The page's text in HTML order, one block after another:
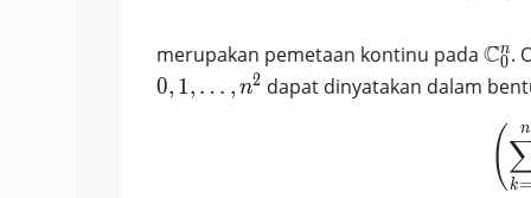
merupakan pemetaan kontinu pada
^n
C0
n.
0, 1, … , n2 dapat dinyatakan dalam
( k=
n